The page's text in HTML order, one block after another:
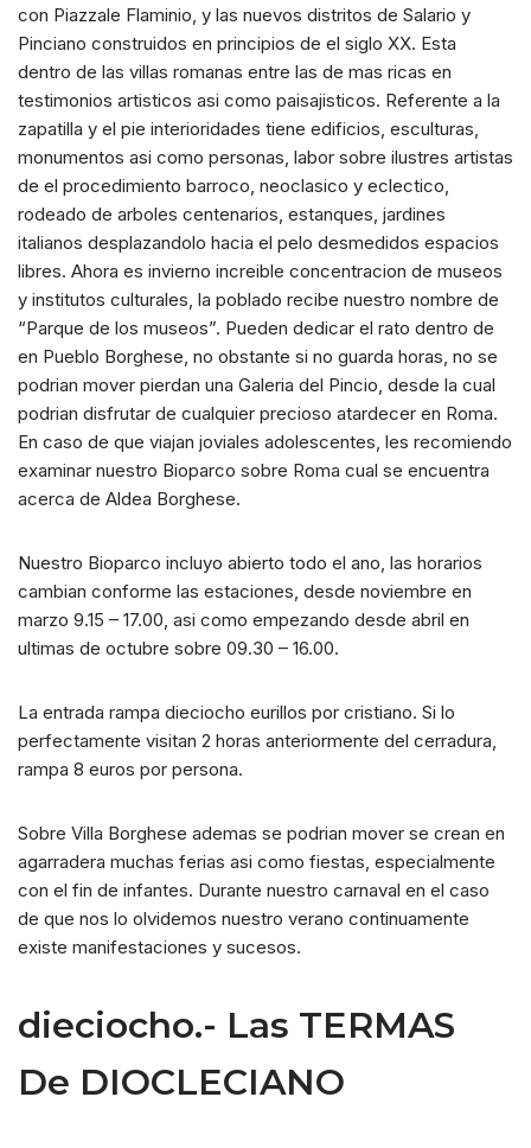
con Piazzale Flaminio, y las nuevos distritos de Salario y
Pinciano construidos en principios de el siglo XX. Esta
dentro de las villas romanas entre las de mas ricas en
testimonios artisticos asi­ como paisajisticos. Referente a la
zapatilla y el pie interioridades tiene edificios, esculturas,
monumentos asi­ como personas, labor sobre ilustres artistas
de el procedimiento barroco, neoclasico y eclectico,
rodeado de arboles centenarios, estanques, jardines
italianos desplazandolo hacia el pelo desmedidos espacios
libres. Ahora es invierno increible concentracion de museos
y institutos culturales, la poblado recibe nuestro nombre de
“Parque de los museos”. Pueden dedicar el rato dentro de
en Pueblo Borghese, no obstante si no guarda horas, no se
podri­an mover pierdan una Galeria del Pincio, desde la cual
podrian disfrutar de cualquier precioso atardecer en Roma.
En caso de que viajan joviales adolescentes, les recomiendo
examinar nuestro Bioparco sobre Roma cual se encuentra
acerca de Aldea Borghese.
Nuestro Bioparco incluyo abierto todo el ano, las horarios
cambian conforme las estaciones, desde noviembre en
marzo 9.15 – 17.00, asi­ como empezando desde abril en
ultimas de octubre sobre 09.30 – 16.00.
La entrada rampa dieciocho eurillos por cristiano. Si lo
perfectamente visitan 2 horas anteriormente del cerradura,
rampa 8 euros por persona.
Sobre Villa Borghese ademas se podri­an mover se crean en
agarradera muchas ferias asi­ como fiestas, especialmente
con el fin de infantes. Durante nuestro carnaval en el caso
de que nos lo olvidemos nuestro verano continuamente
existe manifestaciones y sucesos.
dieciocho.- Las TERMAS
De DIOCLECIANO